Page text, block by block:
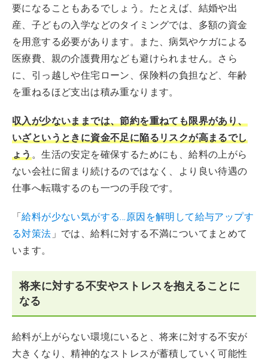
要になることもあるでしょう。たとえば、結婚や出
産、子どもの入学などのタイミングでは、多額の資金
を用意する必要があります。また、病気やケガによる
医療費、親の介護費用なども避けられません。さら
に、引っ越しや住宅ローン、保険料の負担など、年齢
を重ねるほど支出は積み重なります。
収入が少ないままでは、節約を重ねても限界があり、
いざというときに資金不足に陥るリスクが高まるでし
ょう。生活の安定を確保するためにも、給料の上がら
ない会社に留まり続けるのではなく、より良い待遇の
仕事へ転職するのも一つの手段です。
「給料が少ない気がする…原因を解明して給与アップす
る対策法 」では、給料に対する不満についてまとめて
います。
将来に対する不安やストレスを抱えることに
なる
給料が上がらない環境にいると、将来に対する不安が
大きくなり、精神的なストレスが蓄積していく可能性